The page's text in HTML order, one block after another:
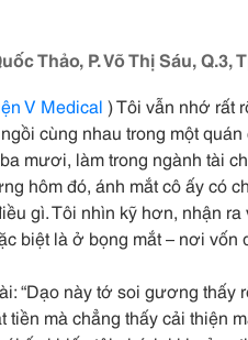
Thảo, P. Võ Thị Sáu, Q.3,
V Medical ) Tôi vẫn nhớ rất
cùng nhau trong một
mươi, làm trong ngành tài
hôm đó, ánh mắt cô ấy có
gì. Tôi nhìn kỹ hơn, nhận
biệt là ở bọng mắt – nơi
“Dạo này tớ soi gương thấy
tiền mà chẳng thấy cải thiện